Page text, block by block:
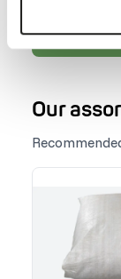
Terug naar
Our